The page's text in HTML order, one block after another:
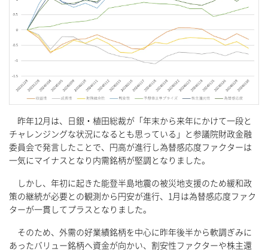
昨年12月は、日銀・植田総裁が「年末から来年にかけて一段と
チャレンジングな状況になるとも思っている」と参議院財政金融
委員会で発言したことで、円高が進行し為替感応度ファクターは
一気にマイナスとなり内需銘柄が堅調となりました。
しかし、年初に起きた能登半島地震の被災地支援のため緩和政
策の継続が必要との観測から円安が進行、1月は為替感応度ファク
ターが一貫してプラスとなりました。
そのため、外需の好業績銘柄を中心に昨年後半から軟調ぎみに
あったバリュー銘柄へ資金が向かい、割安性ファクターや株主還